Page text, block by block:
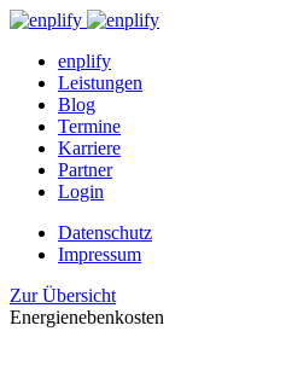
enplify
Leistungen
Blog
Termine
Karriere
Partner
Login
Datenschutz
Impressum
Zur Übersicht
Energienebenkosten